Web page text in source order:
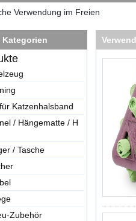
Verwendung im Freien
Katzenhalsband
/ Hängematte / H
/ Tasche
Zubehör